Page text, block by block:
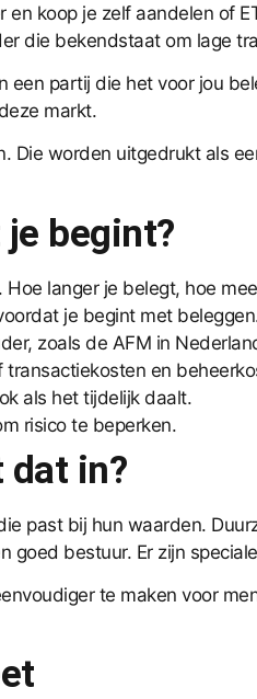
koop je zelf aandelen of
die bekendstaat om lage
partij die het voor jou
markt.
worden uitgedrukt als
begint?
langer je belegt, hoe
je begint met
zoals de AFM in
en
als het tijdelijk daalt.
risico te beperken.
dat in?
past bij hun waarden.
bestuur. Er zijn
te maken voor